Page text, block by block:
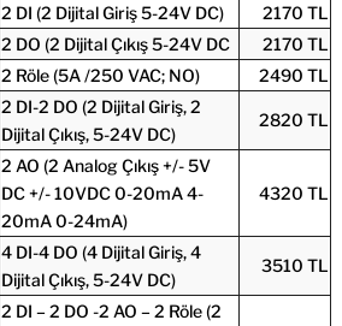
2 DI (2 Dijital Giriş 5-24V DC)
2170 TL
2 DO (2 Dijital Çıkış 5-24V DC
2170 TL
2 Röle (5A /250 VAC; NO) 2490 TL
2 DI-2 DO (2 Dijital Giriş, 2
Dijital Çıkış, 5-24V DC)
2820 TL
2 AO (2 Analog Çıkış +/- 5V
DC +/- 10VDC 0-20mA 4-
20mA 0-24mA)
4320 TL
4 DI-4 DO (4 Dijital Giriş, 4
Dijital Çıkış, 5-24V DC)
3510 TL
2 DI – 2 DO -2 AO – 2 Röle (2